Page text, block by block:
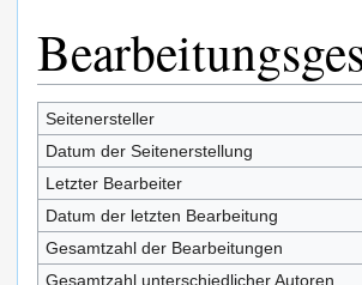
Seitenersteller
Datum der Seitenerstellung
Letzter Bearbeiter
Datum der letzten Bearbeitung
Gesamtzahl der Bearbeitungen
Gesamtzahl unterschiedlicher Autoren